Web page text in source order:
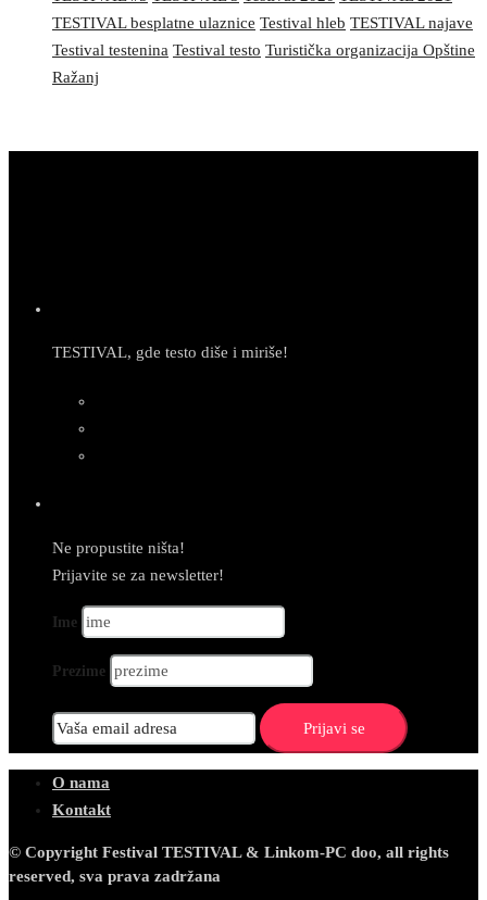
TESTIVAL besplatne ulaznice Testival hleb TESTIVAL najave
Testival testenina Testival testo Turistička organizacija Opštine
Ražanj
TESTIVAL, gde testo diše i miriše!
Ne propustite ništa!
Prijavite se za newsletter!
Ime
Prezime
O nama
Kontakt
© Copyright Festival TESTIVAL & Linkom-PC doo, all rights
reserved, sva prava zadržana